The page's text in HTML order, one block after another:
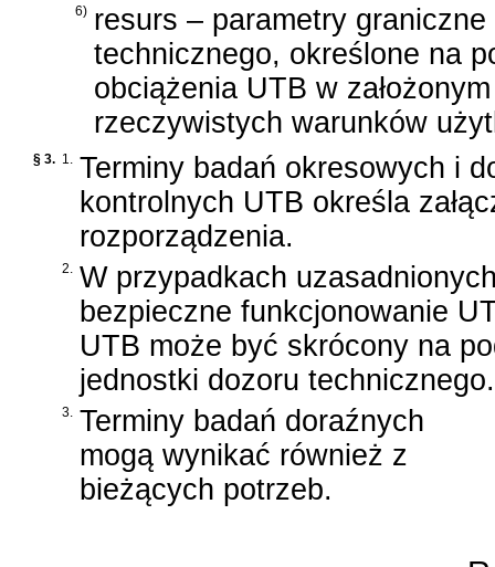
6) resurs ‒ parametry
technicznego, określone na
obciążenia UTB w
rzeczywistych warunków
§ 3. 1. Terminy badań okresowych i
kontrolnych UTB określa
rozporządzenia.
2. W przypadkach
bezpieczne funkcjonowanie
UTB może być skrócony na
jednostki dozoru technicznego.
3. Terminy badań doraźnych
mogą wynikać również z
bieżących potrzeb.